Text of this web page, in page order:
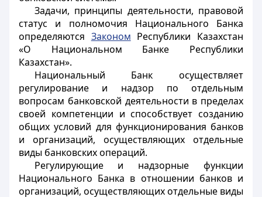
Задачи, принципы деятельности, правовой
статус и полномочия Национального Банка
определяются Законом Республики Казахстан
«О Национальном Банке Республики
Казахстан».
Национальный Банк осуществляет
регулирование и надзор по отдельным
вопросам банковской деятельности в пределах
своей компетенции и способствует созданию
общих условий для функционирования банков
и организаций, осуществляющих отдельные
виды банковских операций.
Регулирующие и надзорные функции
Национального Банка в отношении банков и
организаций, осуществляющих отдельные виды